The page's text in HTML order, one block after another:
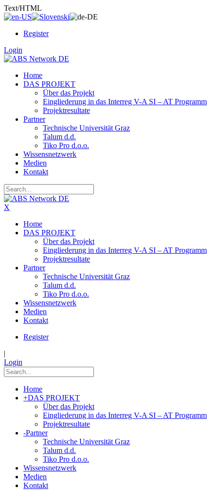
Text/HTML
Register
Login
Home
DAS PROJEKT
Über das Projekt
Eingliederung in das Interreg V-A SI – AT Programm
Projektresultate
Partner
Technische Universität Graz
Talum d.d.
Tiko Pro d.o.o.
Wissensnetzwerk
Medien
Kontakt
X
Home
DAS PROJEKT
Über das Projekt
Eingliederung in das Interreg V-A SI – AT Programm
Projektresultate
Partner
Technische Universität Graz
Talum d.d.
Tiko Pro d.o.o.
Wissensnetzwerk
Medien
Kontakt
Register
|
Login
Home
+DAS PROJEKT
Über das Projekt
Eingliederung in das Interreg V-A SI – AT Programm
Projektresultate
-Partner
Technische Universität Graz
Talum d.d.
Tiko Pro d.o.o.
Wissensnetzwerk
Medien
Kontakt